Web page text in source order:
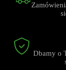
Dbamy o